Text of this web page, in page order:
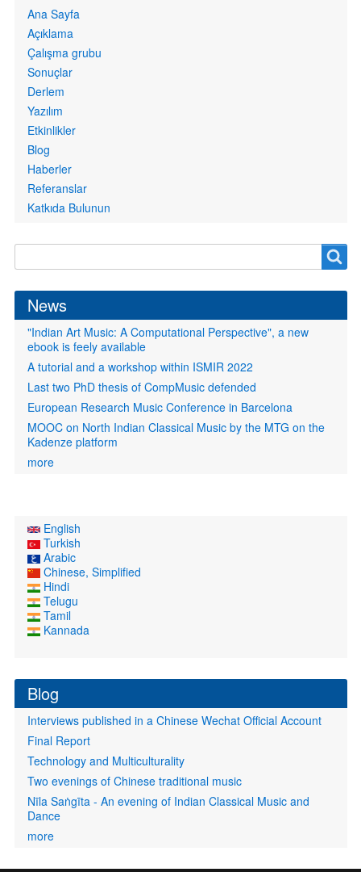
Primary
links
Ana Sayfa
Açıklama
Çalışma grubu
Sonuçlar
Derlem
Yazılım
Etkinlikler
Blog
Haberler
Referanslar
Katkıda Bulunun
form
News
"Indian Art Music: A Computational Perspective", a new
ebook is feely available
A tutorial and a workshop within ISMIR 2022
Last two PhD thesis of CompMusic defended
European Research Music Conference in Barcelona
MOOC on North Indian Classical Music by the MTG on the
Kadenze platform
more
English
Turkish
Arabic
Chinese, Simplified
Hindi
Telugu
Tamil
Kannada
Blog
Interviews published in a Chinese Wechat Official Account
Final Report
Technology and Multiculturality
Two evenings of Chinese traditional music
Nīla Saṅgīta - An evening of Indian Classical Music and
Dance
more